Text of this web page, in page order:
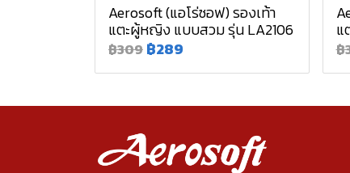
Aerosoft (แอโร่ซอฟ) รองเท้า
แตะผู้หญิง แบบสวม รุ่น LA2106
฿309 ฿289
แ
฿